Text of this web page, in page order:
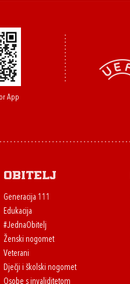
App
Obitelj
Generacija 111
Edukacija
#JednaObitelj
Ženski nogomet
Veterani
Dječji i školski nogomet
Osobe s invaliditetom